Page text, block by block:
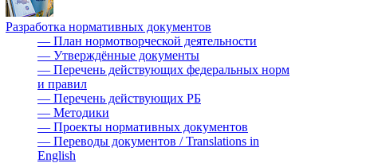
Разработка нормативных документов
— План нормотворческой деятельности
— Утверждённые документы
— Перечень действующих федеральных норм
и правил
— Перечень действующих РБ
— Методики
— Проекты нормативных документов
— Переводы документов / Translations in
English